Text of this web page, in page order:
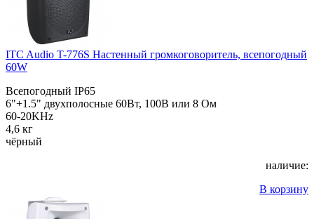
ITC Audio T-776S Настенный громкоговоритель, всепогодный
60W
Всепогодный IP65
6"+1.5" двухполосные 60Вт, 100В или 8 Ом
60-20KHz
4,6 кг
чёрный
наличие:
В корзину